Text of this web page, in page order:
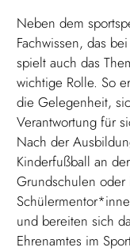
Neben dem
Fachwissen, das
spielt auch das
wichtige Rolle. So
die Gelegenheit,
Verantwortung für
Nach der
Kinderfußball an
Grundschulen
und bereiten sich
Ehrenamtes im